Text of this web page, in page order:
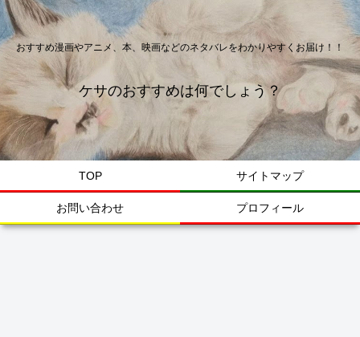
おすすめ漫画やアニメ、本、映画などのネタバレをわかりやすくお届け！！
ケサのおすすめは何でしょう？
TOP サイトマップ
お問い合わせ プロフィール